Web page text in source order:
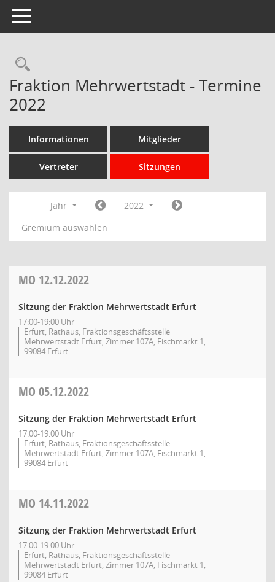
Toggle navigation
Rechercheauswahl
Fraktion Mehrwertstadt - Termine
2022
Informationen Mitglieder
Vertreter Sitzungen
Jahr
2022
Gremium auswählen
MO 12.12.2022
Sitzung der Fraktion Mehrwertstadt Erfurt
17:00-19:00 Uhr
Erfurt, Rathaus, Fraktionsgeschäftsstelle
Mehrwertstadt Erfurt, Zimmer 107A, Fischmarkt 1,
99084 Erfurt
MO 05.12.2022
Sitzung der Fraktion Mehrwertstadt Erfurt
17:00-19:00 Uhr
Erfurt, Rathaus, Fraktionsgeschäftsstelle
Mehrwertstadt Erfurt, Zimmer 107A, Fischmarkt 1,
99084 Erfurt
MO 14.11.2022
Sitzung der Fraktion Mehrwertstadt Erfurt
17:00-19:00 Uhr
Erfurt, Rathaus, Fraktionsgeschäftsstelle
Mehrwertstadt Erfurt, Zimmer 107A, Fischmarkt 1,
99084 Erfurt